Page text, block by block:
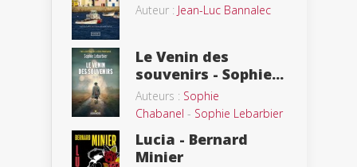
Auteur : Jean-Luc Bannalec
Le Venin des
souvenirs - Sophie...
Auteurs : Sophie
Chabanel - Sophie Lebarbier
Lucia - Bernard
Minier